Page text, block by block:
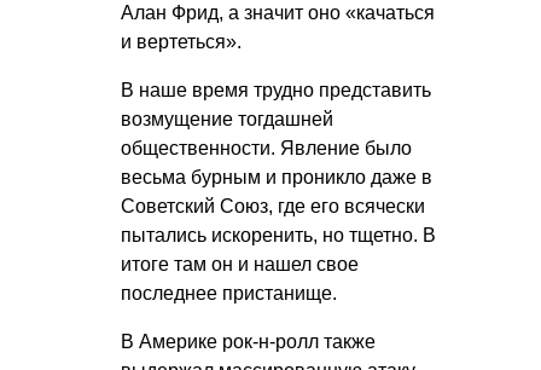
Алан Фрид, а значит оно «качаться
и вертеться».
В наше время трудно представить
возмущение тогдашней
общественности. Явление было
весьма бурным и проникло даже в
Советский Союз, где его всячески
пытались искоренить, но тщетно. В
итоге там он и нашел свое
последнее пристанище.
В Америке рок-н-ролл также